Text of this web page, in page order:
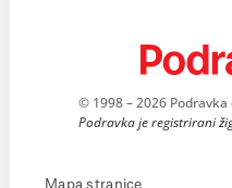
© 1998 – 2026
Podravka je registrirani
Mapa stranice